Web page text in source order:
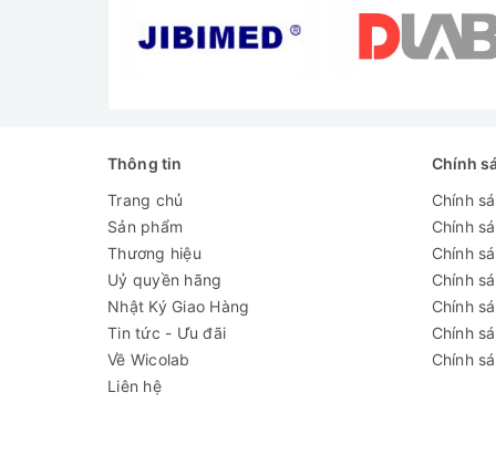
Ứng
Thông tin
Trang chủ
Sản phẩm
Thương hiệu
Uỷ quyền hãng
Nhật Ký Giao Hàng
Tin tức - Ưu đãi
Về Wicolab
Liên hệ
Chính
Chính
Chính
Chính
Chính
Chính
Chính
Chính